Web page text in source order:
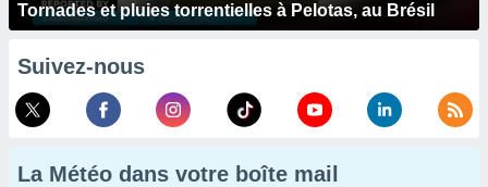
Tornades et pluies torrentielles à Pelotas, au Brésil
Suivez-nous
La Météo dans votre boîte mail